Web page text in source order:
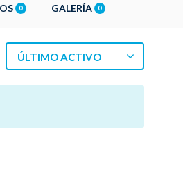
0 GALERÍA 0
ÚLTIMO ACTIVO